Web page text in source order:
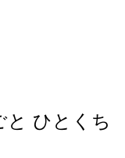
と ひとくち